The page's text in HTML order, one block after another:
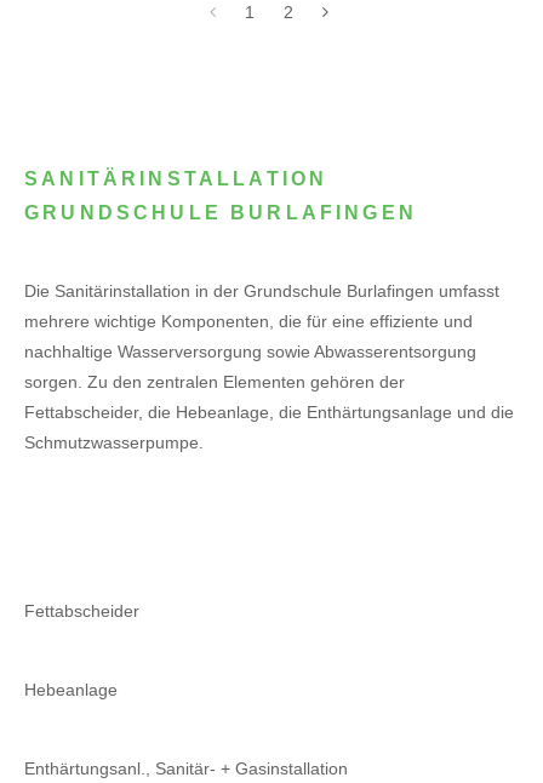
1 2
SANITÄRINSTALLATION
GRUNDSCHULE BURLAFINGEN
Die Sanitärinstallation in der Grundschule Burlafingen umfasst
mehrere wichtige Komponenten, die für eine effiziente und
nachhaltige Wasserversorgung sowie Abwasserentsorgung
sorgen. Zu den zentralen Elementen gehören der
Fettabscheider, die Hebeanlage, die Enthärtungsanlage und die
Schmutzwasserpumpe.
Fettabscheider
Hebeanlage
Enthärtungsanl., Sanitär- + Gasinstallation